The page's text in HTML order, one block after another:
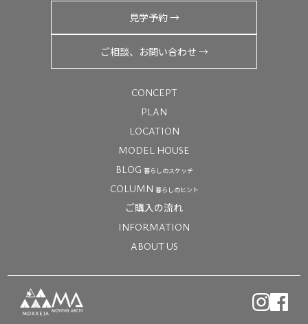
見学予約 →
ご相談、お問い合わせ →
CONCEPT
PLAN
LOCATION
MODEL HOUSE
BLOG 暮らしのスケッチ
COLUMN 暮らしのヒント
ご購入の流れ
INFORMATION
ABOUT US